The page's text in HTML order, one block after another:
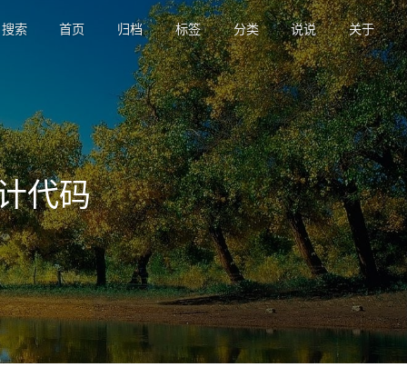
索 首页 归档 标签 分类 说说 关于
代码